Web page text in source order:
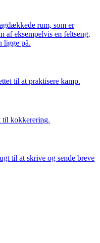
rum, som er
af eksempelvis en feltseng,
ligge på.
til at praktisere kamp.
til kokkerering.
til at skrive og sende breve